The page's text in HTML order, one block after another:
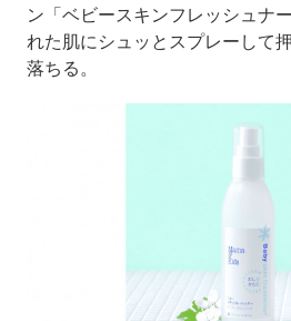
ン「ベビースキンフレッシュナ
れた肌にシュッとスプレーして
落ちる。